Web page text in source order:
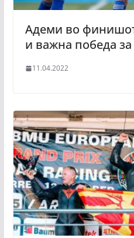
Адеми во
и важна победа
11.04.2022